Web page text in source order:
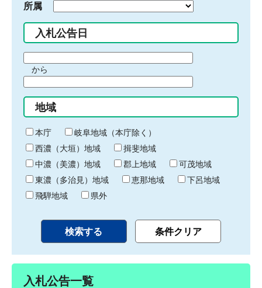
所属
入札公告日
間
始
り
から
間
終
わ
り
地域
本庁
岐阜地域（本庁除く）
西濃（大垣）地域
揖斐地域
中濃（美濃）地域
郡上地域
可茂地域
東濃（多治見）地域
恵那地域
下呂地域
飛騨地域
県外
入札公告一覧